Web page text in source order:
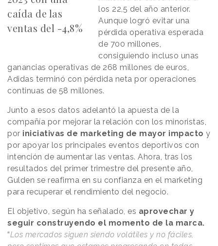
caída de las
ventas del -4,8%
los 22,5 del año anterior.
Aunque logró evitar una
pérdida operativa esperada
de 700 millones,
consiguiendo incluso unas
ganancias operativas de 268 millones de euros,
Adidas terminó con pérdida neta por operaciones
continuas de 58 millones.
Junto a esos datos adelantó la apuesta de la
compañía por mejorar la relación con los minoristas,
por iniciativas de marketing de mayor impacto y
por apoyar los principales eventos deportivos con
intención de aumentar las ventas. Ahora, tras los
resultados del primer trimestre del presente año,
Gulden se reafirma en su confianza en el marketing
para recuperar el rendimiento del negocio.
El objetivo, según ha señalado, es aprovechar y
seguir construyendo el momento de la marca.
“Los mercados siguen siendo volátiles y no fáciles,